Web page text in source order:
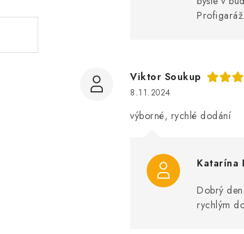
Viktor Soukup
8.11.2024
výborné, rychlé dodání
Katarína
Dobrý
rychlým